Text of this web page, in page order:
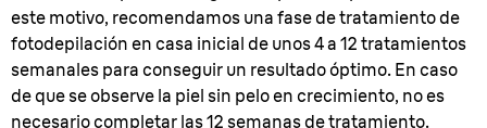
este motivo, recomendamos una fase de tratamiento de
fotodepilación en casa inicial de unos 4 a 12 tratamientos
semanales para conseguir un resultado óptimo. En caso
de que se observe la piel sin pelo en crecimiento, no es
necesario completar las 12 semanas de tratamiento.